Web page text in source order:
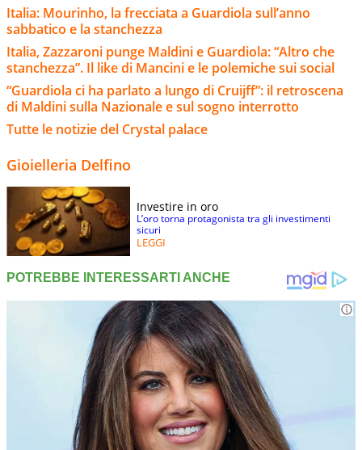
Italia: Mourinho, la frecciata a Guardiola sull’anno
sabbatico e la stanchezza
Italia, Zazzaroni punge Maldini e Guardiola: “Altro che
stanchezza”. Il like di Mancini e le polemiche sui social
“Guardiola ci ha parlato a lungo di Cruijff”: il retroscena
di Maldini sulla Nazionale e sul sogno interrotto
Tutte le notizie del Crystal palace
Gioielleria Delfino
Investire in oro
L’oro torna protagonista tra gli investimenti
sicuri
LEGGI